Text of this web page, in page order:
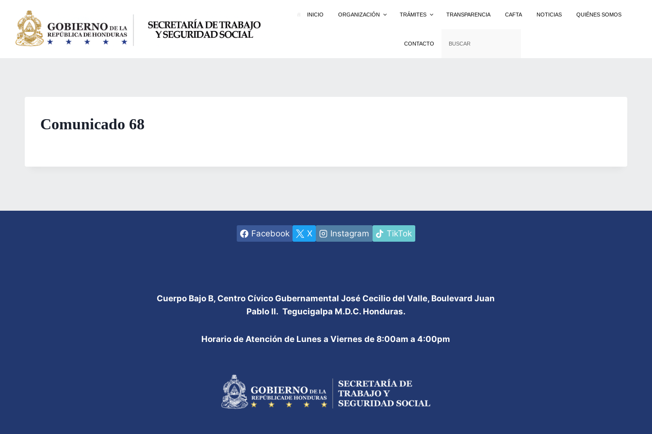
contenido
INICIO ORGANIZACIÓN TRÁMITES TRANSPARENCIA CAFTA NOTICIAS QUIÉNES SOMOS
CONTACTO
Comunicado 68
Facebook X Instagram TikTok
Cuerpo Bajo B, Centro Cívico Gubernamental José Cecilio del Valle, Boulevard Juan
Pablo II. Tegucigalpa M.D.C. Honduras.
Horario de Atención de Lunes a Viernes de 8:00am a 4:00pm